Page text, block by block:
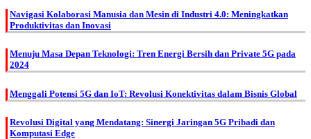
Navigasi Kolaborasi Manusia dan Mesin di Industri 4.0: Meningkatkan
Produktivitas dan Inovasi
Menuju Masa Depan Teknologi: Tren Energi Bersih dan Private 5G pada
2024
Menggali Potensi 5G dan IoT: Revolusi Konektivitas dalam Bisnis Global
Revolusi Digital yang Mendatang: Sinergi Jaringan 5G Pribadi dan
Komputasi Edge